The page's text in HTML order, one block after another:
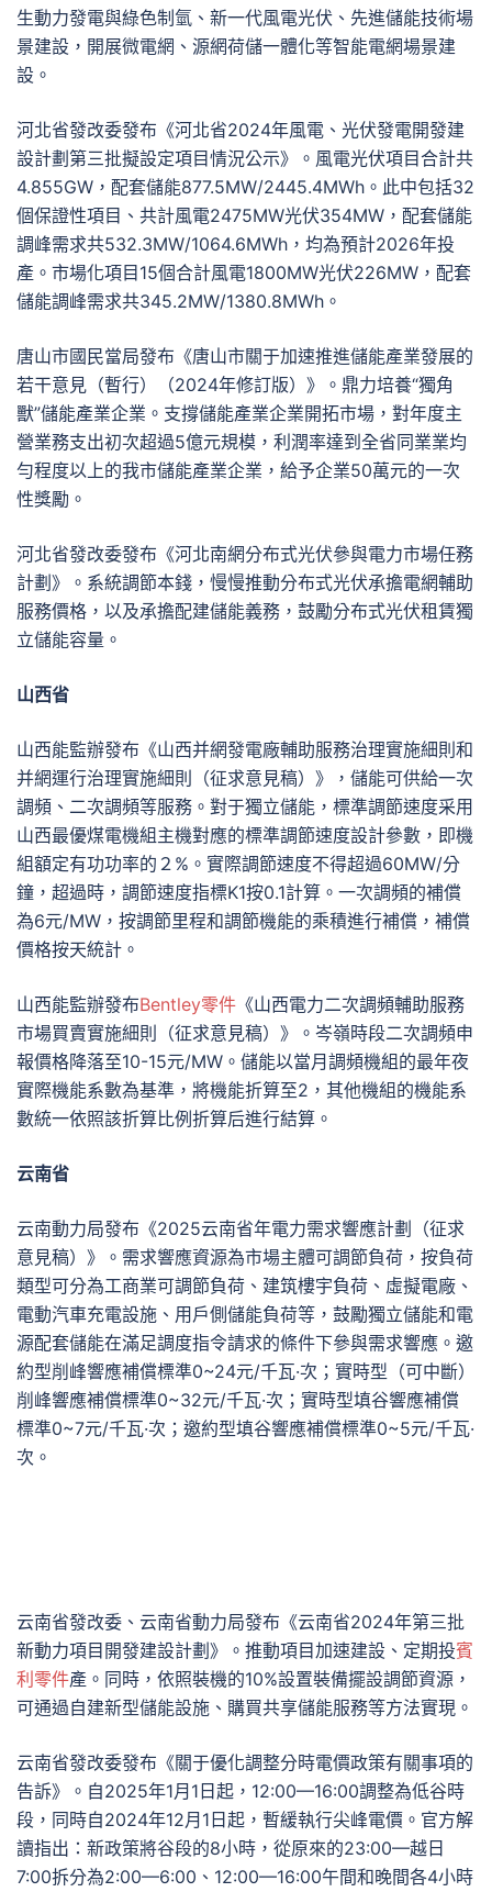
生動力發電與綠色制氫、新一代風電光伏、先進儲能技術場
景建設，開展微電網、源網荷儲一體化等智能電網場景建
設。
河北省發改委發布《河北省2024年風電、光伏發電開發建
設計劃第三批擬設定項目情況公示》。風電光伏項目合計共
4.855GW，配套儲能877.5MW/2445.4MWh。此中包括32
個保證性項目、共計風電2475MW光伏354MW，配套儲能
調峰需求共532.3MW/1064.6MWh，均為預計2026年投
產。市場化項目15個合計風電1800MW光伏226MW，配套
儲能調峰需求共345.2MW/1380.8MWh。
唐山市國民當局發布《唐山市關于加速推進儲能產業發展的
若干意見（暫行）（2024年修訂版）》。鼎力培養“獨角
獸”儲能產業企業。支撐儲能產業企業開拓市場，對年度主
營業務支出初次超過5億元規模，利潤率達到全省同業業均
勻程度以上的我市儲能產業企業，給予企業50萬元的一次
性獎勵。
河北省發改委發布《河北南網分布式光伏參與電力市場任務
計劃》。系統調節本錢，慢慢推動分布式光伏承擔電網輔助
服務價格，以及承擔配建儲能義務，鼓勵分布式光伏租賃獨
立儲能容量。
山西省
山西能監辦發布《山西并網發電廠輔助服務治理實施細則和
并網運行治理實施細則（征求意見稿）》，儲能可供給一次
調頻、二次調頻等服務。對于獨立儲能，標準調節速度采用
山西最優煤電機組主機對應的標準調節速度設計參數，即機
組額定有功功率的２%。實際調節速度不得超過60MW/分
鐘，超過時，調節速度指標K1按0.1計算。一次調頻的補償
為6元/MW，按調節里程和調節機能的乘積進行補償，補償
價格按天統計。
山西能監辦發布Bentley零件 《山西電力二次調頻輔助服務
市場買賣實施細則（征求意見稿）》。岑嶺時段二次調頻申
報價格降落至10-15元/MW。儲能以當月調頻機組的最年夜
實際機能系數為基準，將機能折算至2，其他機組的機能系
數統一依照該折算比例折算后進行結算。
云南省
云南動力局發布《2025云南省年電力需求響應計劃（征求
意見稿）》。需求響應資源為市場主體可調節負荷，按負荷
類型可分為工商業可調節負荷、建筑樓宇負荷、虛擬電廠、
電動汽車充電設施、用戶側儲能負荷等，鼓勵獨立儲能和電
源配套儲能在滿足調度指令請求的條件下參與需求響應。邀
約型削峰響應補償標準0~24元/千瓦·次；實時型（可中斷）
削峰響應補償標準0~32元/千瓦·次；實時型填谷響應補償
標準0~7元/千瓦·次；邀約型填谷響應補償標準0~5元/千瓦·
次。
云南省發改委、云南省動力局發布《云南省2024年第三批
新動力項目開發建設計劃》。推動項目加速建設、定期投賓
利零件產。同時，依照裝機的10%設置裝備擺設調節資源，
可通過自建新型儲能設施、購買共享儲能服務等方法實現。
云南省發改委發布《關于優化調整分時電價政策有關事項的
告訴》。自2025年1月1日起，12:00—16:00調整為低谷時
段，同時自2024年12月1日起，暫緩執行尖峰電價。官方解
讀指出：新政策將谷段的8小時，從原來的23:00—越日
7:00拆分為2:00—6:00、12:00—16:00午間和晚間各4小時